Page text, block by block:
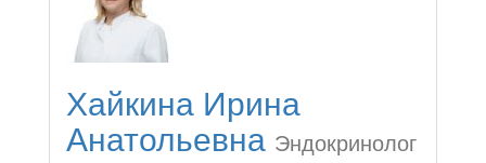
Хайкина Ирина
Анатольевна Эндокринолог